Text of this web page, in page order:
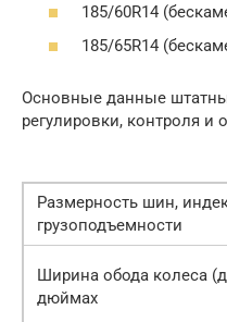
185/60R14
185/65R14
Основные данные
регулировки, контроля и
Размерность шин,
грузоподъемности
Ширина обода колеса
дюймах